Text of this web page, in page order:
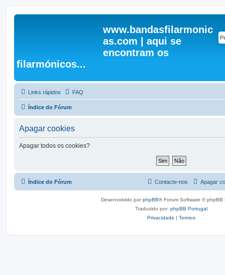
www.bandasfilarmonic
as.com | aqui se
encontram os
filarmónicos...
Links rápidos FAQ
Índice do Fórum
Apagar cookies
Apagar todos os cookies?
Índice do Fórum Apagar
Contacte-nos
Desenvolvido porphpBB® Forum Software © phpBB
Traduzido por: phpBB Portugal
Privacidade | Termos